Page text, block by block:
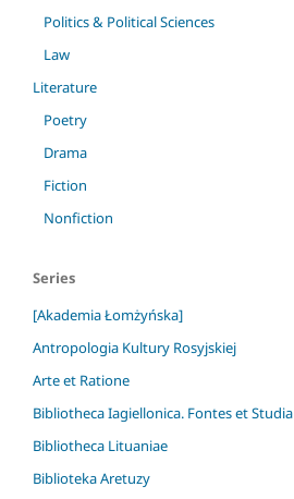
Politics & Political Sciences
Law
Literature
Poetry
Drama
Fiction
Nonfiction
Series
[Akademia Łomżyńska]
Antropologia Kultury Rosyjskiej
Arte et Ratione
Bibliotheca Iagiellonica. Fontes et Studia
Bibliotheca Lituaniae
Biblioteka Aretuzy